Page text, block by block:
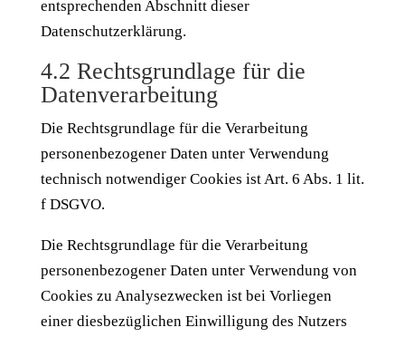
entsprechenden Abschnitt dieser
Datenschutzerklärung.
4.2 Rechtsgrundlage für die
Datenverarbeitung
Die Rechtsgrundlage für die Verarbeitung
personenbezogener Daten unter Verwendung
technisch notwendiger Cookies ist Art. 6 Abs. 1 lit.
f DSGVO.
Die Rechtsgrundlage für die Verarbeitung
personenbezogener Daten unter Verwendung von
Cookies zu Analysezwecken ist bei Vorliegen
einer diesbezüglichen Einwilligung des Nutzers